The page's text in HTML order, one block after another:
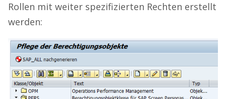
Rollen mit weiter spezifizierten Rechten erstellt
werden: